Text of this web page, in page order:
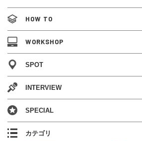
HOW TO
WORKSHOP
SPOT
INTERVIEW
SPECIAL
カテゴリ